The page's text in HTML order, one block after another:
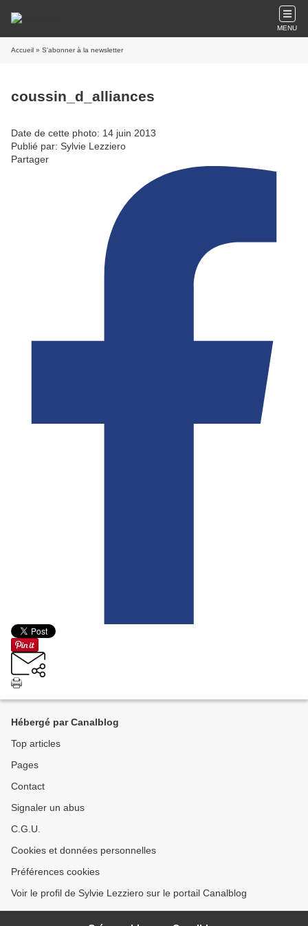
MENU
Accueil » S'abonner à la newsletter
coussin_d_alliances
Date de cette photo: 14 juin 2013
Publié par: Sylvie Lezziero
Partager
Hébergé par Canalblog
Top articles
Pages
Contact
Signaler un abus
C.G.U.
Cookies et données personnelles
Préférences cookies
Voir le profil de Sylvie Lezziero sur le portail Canalblog